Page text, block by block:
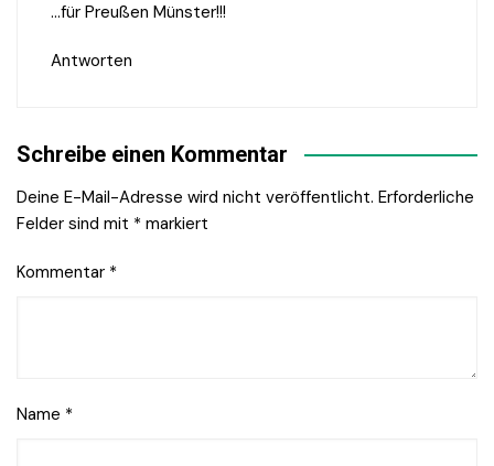
…für Preußen Münster!!!
Antworten
Schreibe einen Kommentar
Deine E-Mail-Adresse wird nicht veröffentlicht. Erforderliche
Felder sind mit * markiert
Kommentar *
Name *